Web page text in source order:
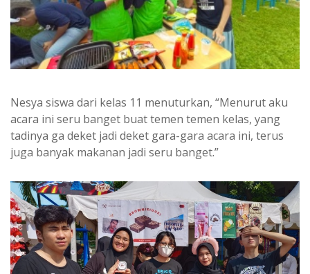
Nesya siswa dari kelas 11 menuturkan, “Menurut aku
acara ini seru banget buat temen temen kelas, yang
tadinya ga deket jadi deket gara-gara acara ini, terus
juga banyak makanan jadi seru banget.”